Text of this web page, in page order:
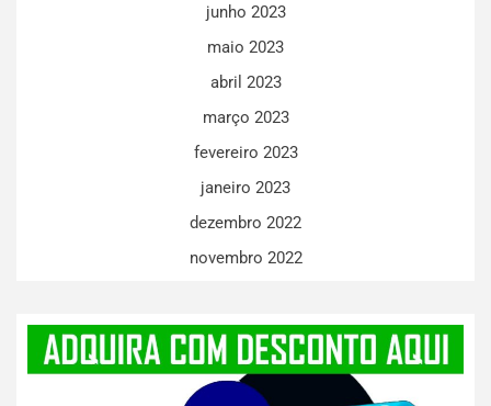
junho 2023
maio 2023
abril 2023
março 2023
fevereiro 2023
janeiro 2023
dezembro 2022
novembro 2022